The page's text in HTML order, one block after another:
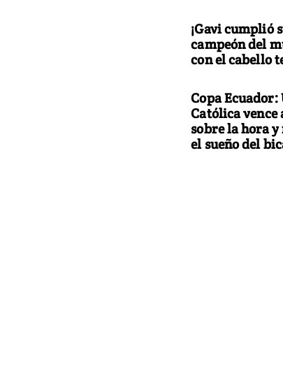
¡Gavi cumplió
campeón del
con el cabello
Copa
Católica vence
sobre la hora
el sueño del